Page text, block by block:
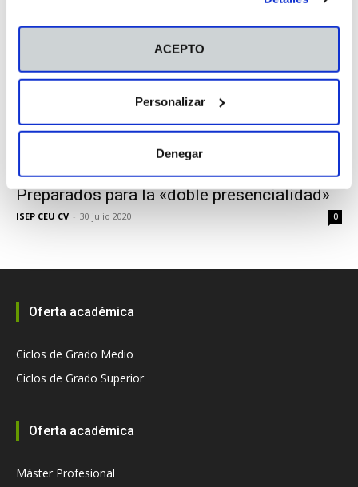
en el botón "Personalizar". Para más información puedes
visitar nuestra Política de Cookies
ACEPTO
Personalizar
Denegar
Preparados para la «doble presencialidad»
ISEP CEU CV - 30 julio 2020 0
Oferta académica
Ciclos de Grado Medio
Ciclos de Grado Superior
Oferta académica
Máster Profesional